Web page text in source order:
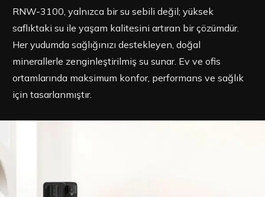
RNW-3100, yalnızca bir su sebili değil; yüksek
saflıktaki su ile yaşam kalitesini artıran bir çözümdür.
Her yudumda sağlığınızı destekleyen, doğal
minerallerle zenginleştirilmiş su sunar. Ev ve ofis
ortamlarında maksimum konfor, performans ve sağlık
için tasarlanmıştır.